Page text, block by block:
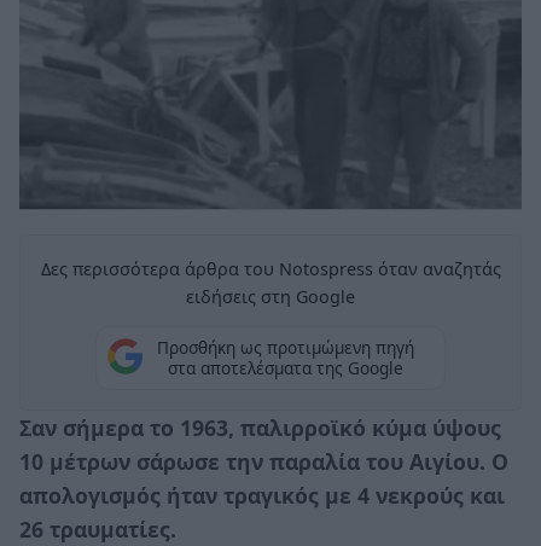
Δες περισσότερα άρθρα του Notospress όταν αναζητάς
ειδήσεις στη Google
Προσθήκη ως προτιμώμενη πηγή
στα αποτελέσματα της Google
Σαν σήμερα το 1963, παλιρροϊκό κύμα ύψους
10 μέτρων σάρωσε την παραλία του Αιγίου. Ο
απολογισμός ήταν τραγικός με 4 νεκρούς και
26 τραυματίες.